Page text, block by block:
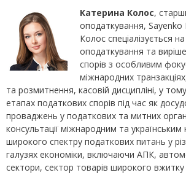
Катерина Колос,
оподаткування,
Колос спеціалізується
оподаткування та
спорів з особливим
міжнародних
та розмитнення, касовій дисципліні, у тому
етапах податкових спорів під час як
проваджень у податкових та митних
консультації міжнародним та
широкого спектру податкових питань у
галузях економіки, включаючи АПК,
сектори, сектор товарів широкого вжитку